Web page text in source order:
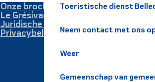
Toeristische dienst
Neem contact met ons
Weer
Gemeenschap van
Onze brochures
Le Grésivaudan
Juridische informatie
Privacybeleid